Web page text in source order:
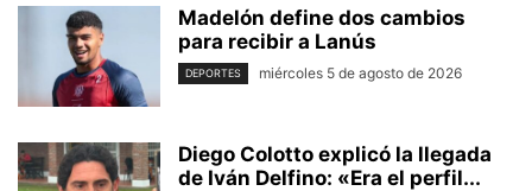
Madelón define dos cambios
para recibir a Lanús
DEPORTES miércoles 5 de agosto de 2026
Diego Colotto explicó la llegada
de Iván Delfino: «Era el perfil...